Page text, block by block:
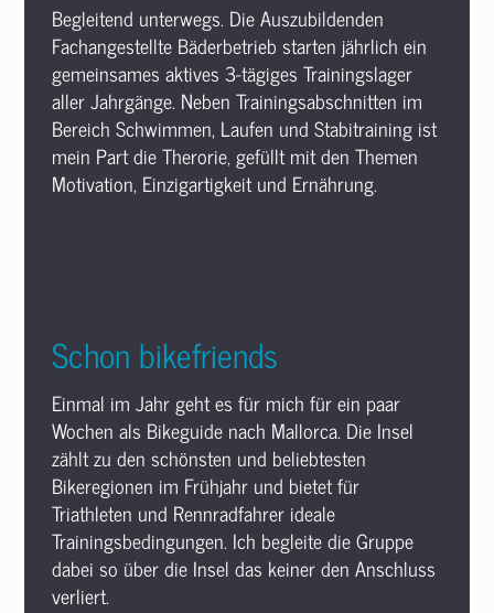
Begleitend unterwegs. Die Auszubildenden
Fachangestellte Bäderbetrieb starten jährlich ein
gemeinsames aktives 3-tägiges Trainingslager
aller Jahrgänge. Neben Trainingsabschnitten im
Bereich Schwimmen, Laufen und Stabitraining ist
mein Part die Therorie, gefüllt mit den Themen
Motivation, Einzigartigkeit und Ernährung.
Schon bikefriends
Einmal im Jahr geht es für mich für ein paar
Wochen als Bikeguide nach Mallorca. Die Insel
zählt zu den schönsten und beliebtesten
Bikeregionen im Frühjahr und bietet für
Triathleten und Rennradfahrer ideale
Trainingsbedingungen. Ich begleite die Gruppe
dabei so über die Insel das keiner den Anschluss
verliert.